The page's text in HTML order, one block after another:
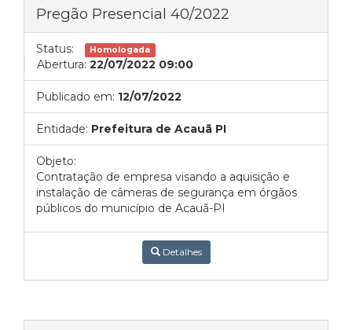
Pregão Presencial 40/2022
Status: Homologada
Abertura: 22/07/2022 09:00
Publicado em: 12/07/2022
Entidade: Prefeitura de Acauã PI
Objeto:
Contratação de empresa visando a aquisição e
instalação de câmeras de segurança em órgãos
públicos do município de Acauã-PI
Detalhes